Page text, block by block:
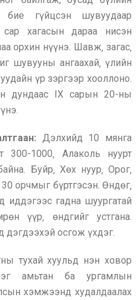
бие гүйцсэн шувуудаар
хагасын дараа нисэн
орхин нүүнэ. Шавж‚ загас‚
шувууны ангаахай‚ үлийн
үр зэргээр хооллоно.
дундаас IX сарын 20-ны
Дэлхийд 10 мянга
300-1000‚ Алаколь нуурт
Буйр‚ Хөх нуур‚ Орог‚
орчмыг бүртгэсэн. Өндөг‚
иддэгээс гадна шуургатай
үүр‚ өндгийг устгана.
дэгдээхэй осгож үхдэг.
тухай хуульд нэн ховор
амьтан ба ургамлын
хэмжээнд худалдаалах